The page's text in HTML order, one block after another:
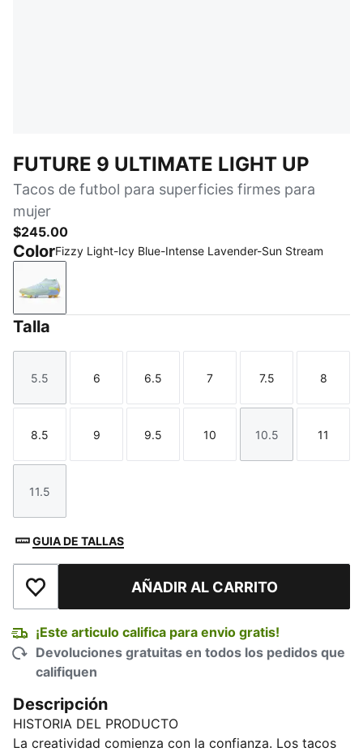
FUTURE 9 ULTIMATE LIGHT UP
Tacos de futbol para superficies firmes para
mujer
$245.00
ColorFizzy Light-Icy Blue-Intense Lavender-Sun Stream
Fizzy Light-Icy Blue-Intense Lavender-Sun Stream
Talla
Talla
5.5
Talla
6
Talla
6.5
Talla
7
Talla
7.5
Talla
8
Talla
8.5
Talla
9
Talla
9.5
Talla
10
Talla
10.5
Talla
11
Talla
11.5
GUIA DE TALLAS
Añadir a la lista de deseosAÑADIR AL CARRITO
¡Este articulo califica para envio gratis!
Devoluciones gratuitas en todos los pedidos que
califiquen
Descripción
HISTORIA DEL PRODUCTO
La creatividad comienza con la confianza. Los tacos